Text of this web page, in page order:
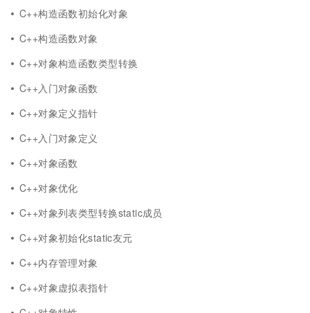
C++构造函数初始化对象
C++构造函数对象
C++对象构造函数类型转换
C++入门对象函数
C++对象定义指针
C++入门对象定义
C++对象函数
C++对象优化
C++对象列表类型转换static成员
C++对象初始化static友元
C++内存管理对象
C++对象虚拟表指针